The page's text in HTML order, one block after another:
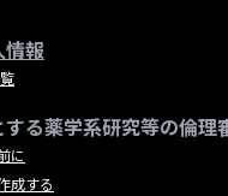
情報
る薬学系研究等の倫理
に
成する